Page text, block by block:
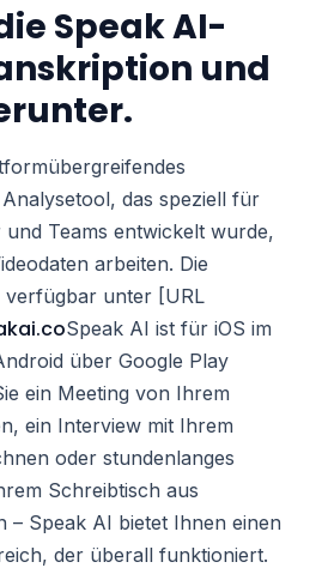
Speak AI-
und
das speziell für
Teams entwickelt wurde,
arbeiten. Die
verfügbar unter [URL
Speak AI ist für iOS im
über Google Play
ein Meeting von Ihrem
ein Interview mit Ihrem
oder stundenlanges
Schreibtisch aus
– Speak AI bietet Ihnen einen
der überall funktioniert.